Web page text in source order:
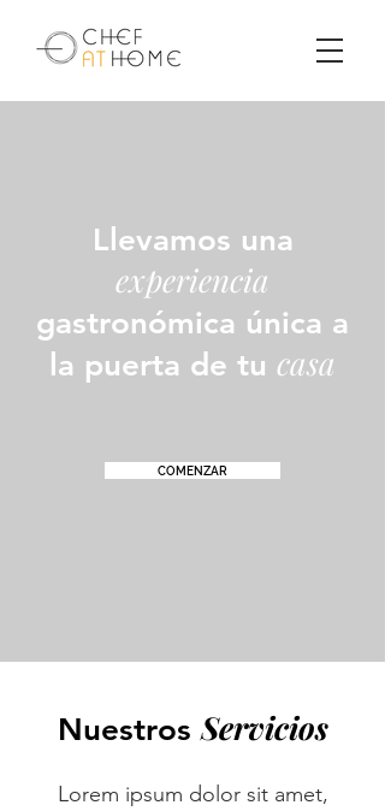
Llevamos una
experiencia
gastronómica única a
la puerta de tu casa
COMENZAR
NuestrosServicios
Lorem ipsum dolor sit amet,